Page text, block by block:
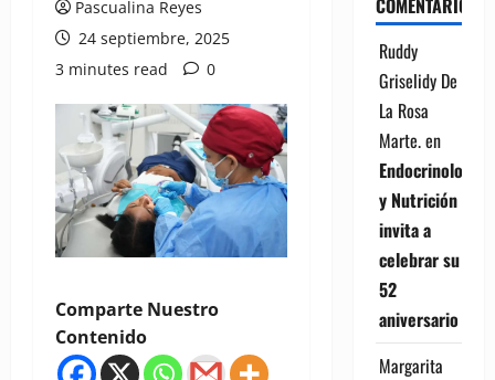
Pascualina Reyes
24 septiembre, 2025
3 minutes read
0
Comparte Nuestro
Contenido
COMENTARIOS
Ruddy
Griselidy De
La Rosa
Marte.en
Endocrinología
y Nutrición
invita a
celebrar su
52
aniversario
Margarita